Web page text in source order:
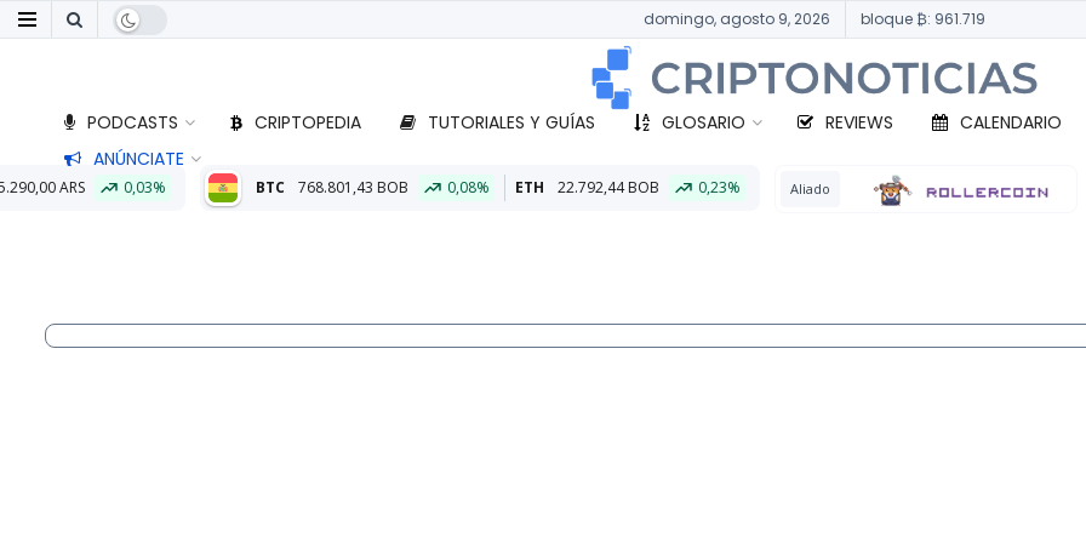
domingo, agosto 9, 2026 bloque ₿: 961.719
PODCASTS CRIPTOPEDIA TUTORIALES Y GUÍAS GLOSARIO REVIEWS CALENDARIO
ANÚNCIATE
BTC 768.801,43 BOB 0,08% ETH 22.792,44 BOB 0,23% Aliado BTC